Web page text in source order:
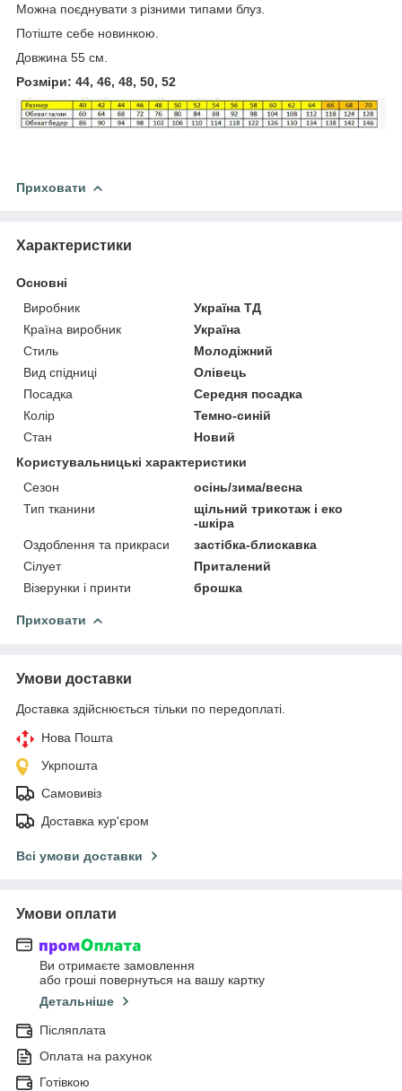
Можна поєднувати з різними типами блуз.
Потіште себе новинкою.
Довжина 55 см.
Розміри: 44, 46, 48, 50, 52
Приховати
Характеристики
Основні
Виробник
Україна ТД
Країна виробник
Україна
Стиль
Молодіжний
Вид спідниці
Олівець
Посадка
Середня посадка
Колір
Темно-синій
Стан
Новий
Користувальницькі характеристики
Сезон
осінь/зима/весна
Тип тканини
щільний трикотаж і еко
-шкіра
Оздоблення та прикраси
застібка-блискавка
Сілует
Приталений
Візерунки і принти
брошка
Приховати
Умови доставки
Доставка здійснюється тільки по передоплаті.
Нова Пошта
Укрпошта
Самовивіз
Доставка кур'єром
Всі умови доставки
Умови оплати
Ви отримаєте замовлення
або гроші повернуться на вашу картку
Детальніше
Післяплата
Оплата на рахунок
Готівкою